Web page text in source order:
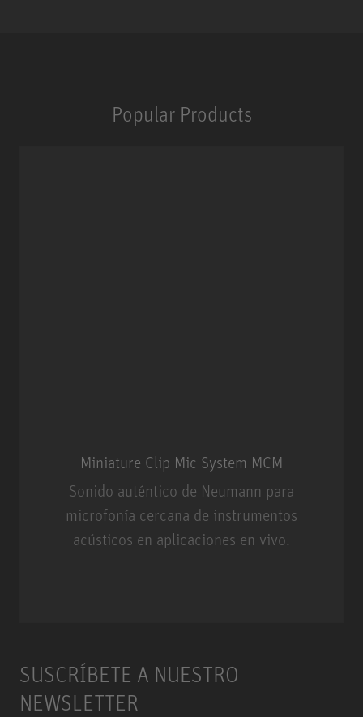
Popular Products
Miniature Clip Mic System MCM
Sonido auténtico de Neumann para
microfonía cercana de instrumentos
acústicos en aplicaciones en vivo.
SUSCRÍBETE A NUESTRO
NEWSLETTER